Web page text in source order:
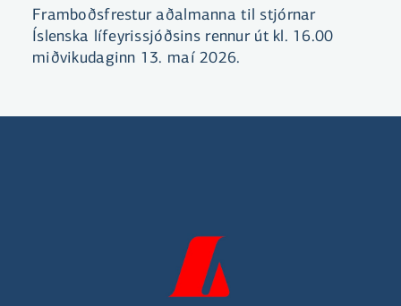
Framboðsfrestur aðalmanna til stjórnar
Íslenska lífeyrissjóðsins rennur út kl. 16.00
miðvikudaginn 13. maí 2026.